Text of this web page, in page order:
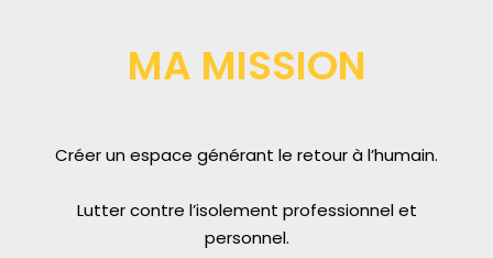
MA MISSION
Créer un espace générant le retour à l’humain.
Lutter contre l’isolement professionnel et
personnel.